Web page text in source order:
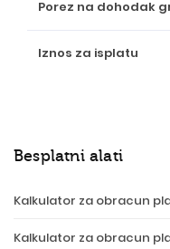
Porez na dohodak
Iznos za isplatu
Besplatni alati
Kalkulator za obracun
Kalkulator za obracun